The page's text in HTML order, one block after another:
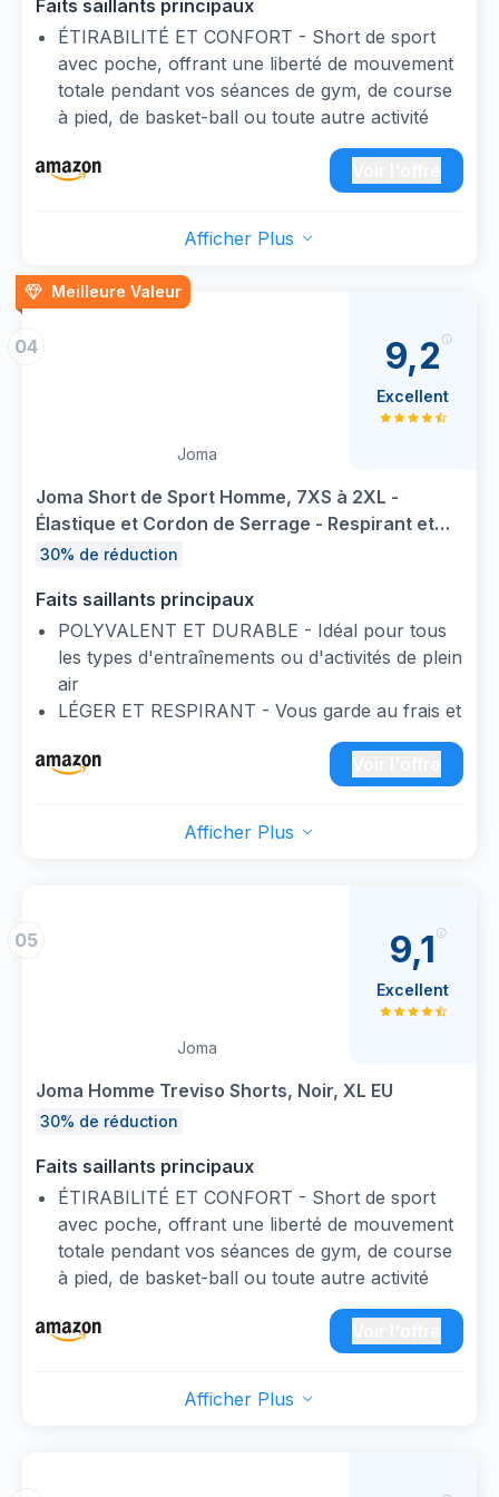
Faits saillants principaux
ÉTIRABILITÉ ET CONFORT - Short de sport
avec poche, offrant une liberté de mouvement
totale pendant vos séances de gym, de course
à pied, de basket-ball ou toute autre activité
RESPIRANT ET SÉCHAGE RAPIDE - La
technologie Micro-Mesh assure une excellente
gardant au frais et au sec même pendant les
entraînements les plus intenses
POLYVALENCE POUR TOUTES VOS
légère permet des performances maximales
dans toutes les situations d'entraînement ou
polyester de haute qualité qui évacue la
transpiration vers l'extérieur. Design classique
avec logo Joma sérigraphié
AJUSTEMENT PARFAIT - S'ajuste
confortable pendant le jeu
Afficher Plus
Meilleure Valeur
04
Joma
Joma Short de Sport Homme, 7XS à 2XL -
Élastique et Cordon de Serrage - Respirant et
Séchage Rapide - Nobel
30% de réduction
Faits saillants principaux
POLYVALENT ET DURABLE - Idéal pour tous
les types d'entraînements ou d'activités de plein
air
LÉGER ET RESPIRANT - Vous garde au frais et
au sec même pendant les entraînements les
plus intenses.
LIBERTÉ DE MOUVEMENT TOTALE - Coupe
cuisses pour plus de confort et de flexibilité
forme ni sa couleur. Toujours impeccable,
9,2
Excellent
Afficher Plus
05
Joma
Joma Homme Treviso Shorts, Noir, XL EU
30% de réduction
Faits saillants principaux
ÉTIRABILITÉ ET CONFORT - Short de sport
avec poche, offrant une liberté de mouvement
totale pendant vos séances de gym, de course
à pied, de basket-ball ou toute autre activité
RESPIRANT ET SÉCHAGE RAPIDE - La
technologie Micro-Mesh assure une excellente
gardant au frais et au sec même pendant les
9,1
Excellent
Afficher Plus